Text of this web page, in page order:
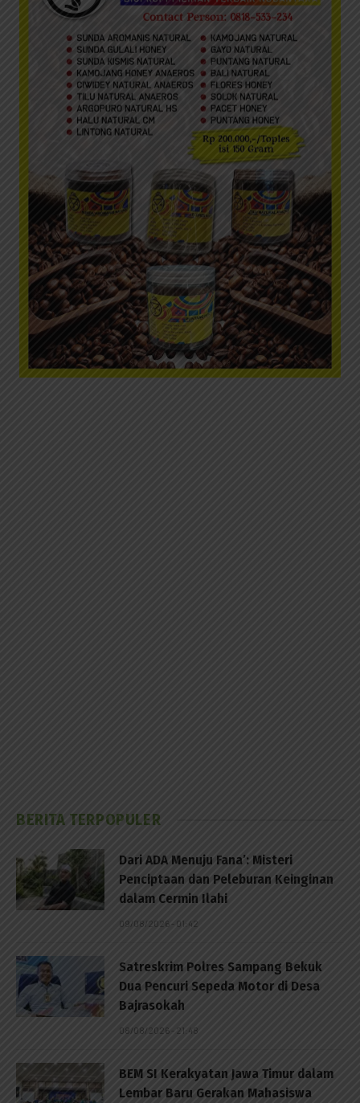
BERITA TERPOPULER
Dari ADA Menuju Fana’: Misteri
Penciptaan dan Peleburan Keinginan
dalam Cermin Ilahi
09/08/2026 - 01:42
Satreskrim Polres Sampang Bekuk
Dua Pencuri Sepeda Motor di Desa
Bajrasokah
08/08/2026 - 21:48
BEM SI Kerakyatan Jawa Timur dalam
Lembar Baru Gerakan Mahasiswa